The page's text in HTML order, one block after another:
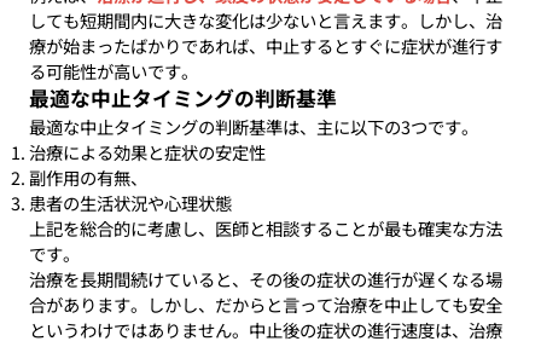
しても短期間内に大きな変化は少ないと言えます。しかし、治
療が始まったばかりであれば、中止するとすぐに症状が進行す
る可能性が高いです。
最適な中止タイミングの判断基準
最適な中止タイミングの判断基準は、主に以下の3つです。
治療による効果と症状の安定性
副作用の有無、
患者の生活状況や心理状態
上記を総合的に考慮し、医師と相談することが最も確実な方法
です。
治療を長期間続けていると、その後の症状の進行が遅くなる場
合があります。しかし、だからと言って治療を中止しても安全
というわけではありません。中止後の症状の進行速度は、治療